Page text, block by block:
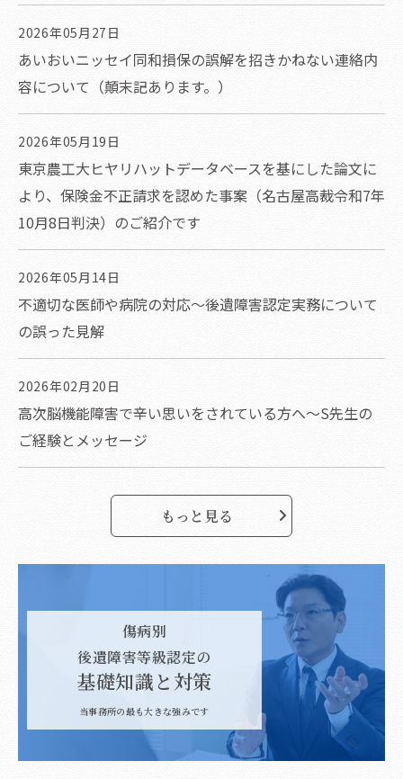
2026年05月27日
あいおいニッセイ同和損保の誤解を招きかねない連絡内
容について（顛末記あります。）
2026年05月19日
東京農工大ヒヤリハットデータベースを基にした論文に
より、保険金不正請求を認めた事案（名古屋高裁令和7年
10月8日判決）のご紹介です
2026年05月14日
不適切な医師や病院の対応～後遺障害認定実務について
の誤った見解
2026年02月20日
高次脳機能障害で辛い思いをされている方へ～S先生の
ご経験とメッセージ
もっと見る
傷病別
後遺障害等級認定の
基礎知識と対策
当事務所の最も大きな強みです